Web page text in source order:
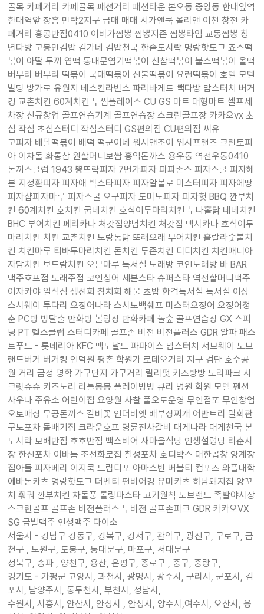
골목 카페거리 카페골목 패션거리 패션타운 본오동 중앙동 한대앞역
한대역앞 장흥 민락2지구 급매 매매 서가앤쿡 올리앤 이천 창전 카
페거리 홍콩반점0410 이비가짬뽕 짬뽕지존 짬뽕타임 교동짬뽕 청
년다방 고봉민김밥 김가네 김밥천국 한솥도시락 명랑핫도그 죠스떡
볶이 아딸 두끼 엽떡 동대문엽기떡볶이 신참떡볶이 불스떡볶이 올떡
버무리 버무리 떡볶이 국대떡볶이 신불떡볶이 요런떡볶이 호텔 모텔
빌딩 방가로 유원지 베스킨라빈스 파리바게트 빽다방 맘스터치 버거
킹 교촌치킨 60계치킨 투썸플레이스 CU GS 마트 대형마트 셀프세
차장 신규창업 골프연습기계 골프연습장 스크린골프장 카카오vx 초
심 작심 초심스터디 작심스터디 GS편의점 CU편의점 씨유
고피자 배달떡볶이 배떡 떡군이네 워시앤조이 위시프랜즈 크린토피
아 이차돌 화통삼 원할머니보쌈 홍익돈까스 용우동 역전우동0410
돈까스클럽 1943 뽕뜨락피자 7번가피자 파파존스 피자스쿨 피자헤
븐 지정환피자 피자애 빅스타피자 피자알볼로 미스터피자 피자에땅
피자샵피자마루 피자스쿨 오구피자 도미노피자 피자헛 BBQ 깐부치
킨 60계치킨 호치킨 굽네치킨 호식이두마리치킨 누나홀닭 네네치킨
BHC 부어치킨 페리카나 처갓집양념치킨 처갓집 멕시카나 호식이두
마리치킨 치킨 교촌치킨 노랑통닭 또래오래 부어치킨 훌랄라숯불치
킨 치킨마루 티바두마리치킨 돈치킨 투존치킨 디디치킨 치킨매니아
자담치킨 보드람치킨 오븐마루 독서실 노래방 코인노래방 바 BAR
맥주호프점 노래주점 코인싱어 세븐스타 슈퍼스타 역전할머니맥주
이자카야 일식점 생선회 참치회 해물 초밥 합격독서실 독서실 이상
스시웨이 투다리 오징어나라 스시노백쉐프 미스터오징어 오징어청
춘 PC방 방탈출 만화방 볼링장 만화카페 놀숲 골프연습장 GX 스피
닝 PT 헬스클럽 스터디카페 골프존 비전 비전플러스 GDR 알파 패스
트푸드 - 롯데리아 KFC 맥도날드 파파이스 맘스터치 서브웨이 노브
랜드버거 버거킹 인덕원 평촌 학원가 로데오거리 지구 검단 호수공
원 거리 금정 명학 가구단지 가구거리 릴리펏 키즈방방 노리파크 시
크릿쥬쥬 키즈노리 리틀봉봉 플레이방방 큐리 병원 학원 모텔 펜션
사우나 주유소 어린이집 요양원 사찰 풀오토운영 무인점포 무인창업
오토매장 무공돈까스 갈비꽃 인더비엣 배부장찌개 어반트리 밀회관
구노포차 돌배기집 크라운호프 명륜진사갈비 대게나라 대게천국 본
도시락 보배반점 호호반점 백스비어 새마을식당 인생설렁탕 리춘시
장 한신포차 이바돔 조선화로집 칠성포차 호디박스 대한곱창 양계장
집아들 피자베리 이지쿡 드림디포 아마스빈 버블티 컴포즈 와플대학
에바돈카츠 명랑핫도그 더벤티 펀비어킹 유미카츠 하남돼지집 양꼬
치 훠궈 깐부치킨 차돌풍 롤링파스타 고기원칙 노브랜드 족발야시장
스크린골프 골프존 비전플러스 투비전 골프존파크 GDR 카카오VX
SG 금별맥주 인생맥주 다이소
서울시 - 강남구 강동구, 강복구, 강서구, 관악구, 광진구, 구로구, 금
천구 , 노원구, 도봉구, 동대문구, 마포구, 서대문구
성북구, 송파 , 양천구, 용산, 은평구, 종로구 , 중구, 중랑구,
경기도 - 가평군 고양시, 과천시, 광명시, 광주시, 구리시, 군포시, 김
포시, 남양주시, 동두천시, 부천시, 성남시,
수원시, 시흥시, 안산시, 안성시 , 안성시, 양주시,여주시, 오산시, 용